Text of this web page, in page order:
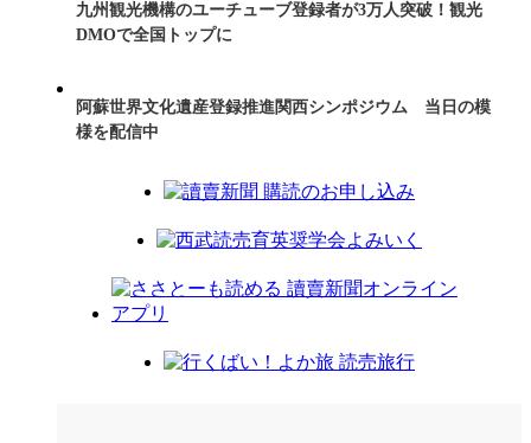
九州観光機構のユーチューブ登録者が3万人突破！観光
DMOで全国トップに
阿蘇世界文化遺産登録推進関西シンポジウム 当日の模
様を配信中